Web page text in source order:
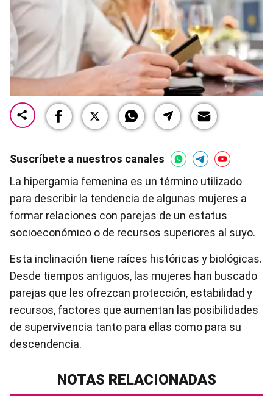
Suscríbete a nuestros canales
La hipergamia femenina es un término utilizado
para describir la tendencia de algunas mujeres a
formar relaciones con parejas de un estatus
socioeconómico o de recursos superiores al suyo.
Esta inclinación tiene raíces históricas y biológicas.
Desde tiempos antiguos, las mujeres han buscado
parejas que les ofrezcan protección, estabilidad y
recursos, factores que aumentan las posibilidades
de supervivencia tanto para ellas como para su
descendencia.
NOTAS RELACIONADAS